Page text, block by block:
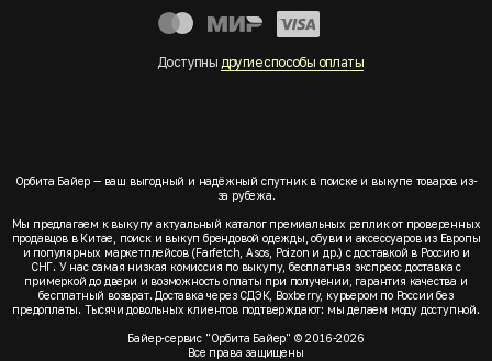
Доступны другие способы оплаты
Орбита Байер — ваш выгодный и надёжный спутник в поиске и выкупе товаров из-
за рубежа.
Мы предлагаем к выкупу актуальный каталог премиальных реплик от проверенных
продавцов в Китае, поиск и выкуп брендовой одежды, обуви и аксессуаров из Европы
и популярных маркетплейсов (Farfetch, Asos, Poizon и др.) с доставкой в Россию и
СНГ. У нас самая низкая комиссия по выкупу, бесплатная экспресс доставка с
примеркой до двери и возможность оплаты при получении, гарантия качества и
бесплатный возврат. Доставка через СДЭК, Boxberry, курьером по России без
предоплаты. Тысячи довольных клиентов подтверждают: мы делаем моду доступной.
Байер-сервис "Орбита Байер" © 2016-2026
Все права защищены